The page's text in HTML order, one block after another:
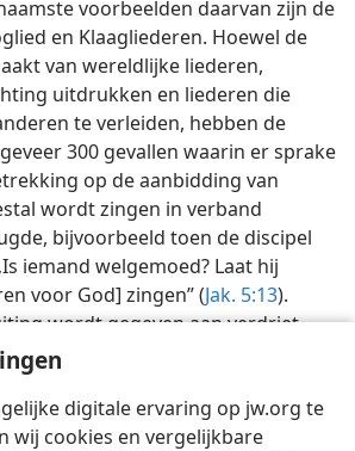
digitale ervaring op jw.org te
wij cookies en vergelijkbare
voorbeelden daarvan zijn de
en Klaagliederen. Hoewel de
van wereldlijke liederen,
uitdrukken en liederen die
te verleiden, hebben de
300 gevallen waarin er sprake
op de aanbidding van
wordt zingen in verband
bijvoorbeeld toen de discipel
iemand welgemoed? Laat hij
voor God] zingen” (Jak. 5:13).
wordt gegeven aan verdriet,
genoemd. —